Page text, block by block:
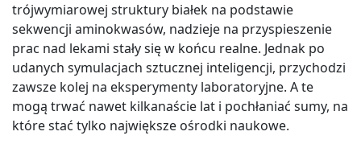
trójwymiarowej struktury białek na podstawie
sekwencji aminokwasów, nadzieje na przyspieszenie
prac nad lekami stały się w końcu realne. Jednak po
udanych symulacjach sztucznej inteligencji, przychodzi
zawsze kolej na eksperymenty laboratoryjne. A te
mogą trwać nawet kilkanaście lat i pochłaniać sumy, na
które stać tylko największe ośrodki naukowe.